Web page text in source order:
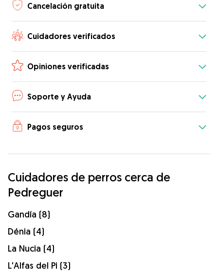
Cancelación gratuita
Cuidadores verificados
Opiniones verificadas
Soporte y Ayuda
Pagos seguros
Cuidadores de perros cerca de
Pedreguer
Gandía (8)
Dénia (4)
La Nucia (4)
L'Alfas del Pi (3)